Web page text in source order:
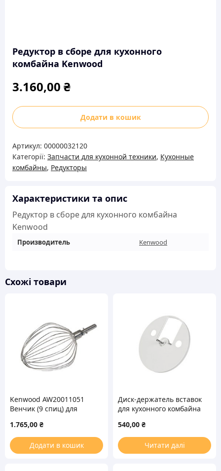
Редуктор в сборе для кухонного
комбайна Kenwood
3.160,00 ₴
Редуктор
в
для
кухонного
комбайна
кількість
Додати в кошик
Артикул: 00000032120
Категорії: Запчасти для кухонной техники, Кухонные
комбайны, Редукторы
Характеристики та опис
Редуктор в сборе для кухонного комбайна
Kenwood
Производитель Kenwood
Схожі товари
Kenwood AW20011051
Венчик (9 спиц) для
(KW717138) (нового
образца)
1.765,00 ₴
Додати в кошик
Диск-держатель вставок
для кухонного комбайна
540,00 ₴
Читати далі